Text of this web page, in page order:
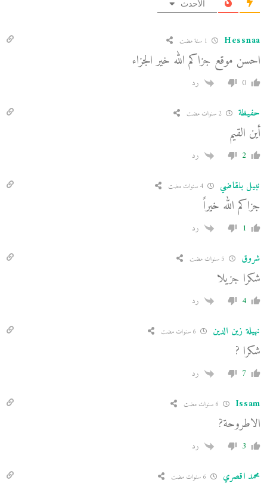
الأحدث
Hessnaa
احسن موقع جزاكم الله خير الجزاء
0 رد
حفيظة
أين القيم
2 رد
نبيل بلقاضي
جزاكم الله خيراً
1 رد
شروق
شكرا جزيلا
4 رد
نهيلة زين الدين
شكرا ?
7 رد
Issam
الاطروحة?
3 رد
محمد اقصري